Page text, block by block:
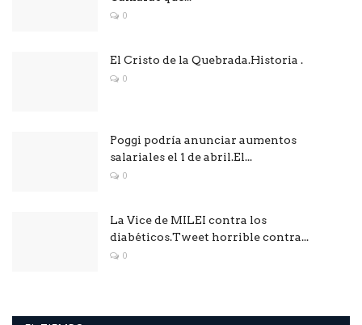
0
El Cristo de la Quebrada.Historia .
0
Poggi podría anunciar aumentos
salariales el 1 de abril.El...
0
La Vice de MILEI contra los
diabéticos.Tweet horrible contra...
0